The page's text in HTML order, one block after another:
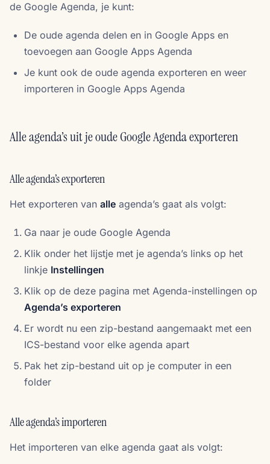
de Google Agenda, je kunt:
De oude agenda delen en in Google Apps en
toevoegen aan Google Apps Agenda
Je kunt ook de oude agenda exporteren en weer
importeren in Google Apps Agenda
Alle agenda’s uit je oude Google Agenda exporteren
Alle agenda’s exporteren
Het exporteren van alle agenda’s gaat als volgt:
Ga naar je oude Google Agenda
Klik onder het lijstje met je agenda’s links op het
linkje Instellingen
Klik op de deze pagina met Agenda-instellingen op
Agenda’s exporteren
Er wordt nu een zip-bestand aangemaakt met een
ICS-bestand voor elke agenda apart
Pak het zip-bestand uit op je computer in een
folder
Alle agenda’s importeren
Het importeren van elke agenda gaat als volgt: